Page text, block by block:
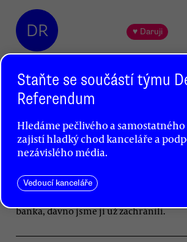
DR ♥ Daruji
Země není banka
Milan Smrž
Globální změna klimatu je
Na vině je především neoliberální
banka, dávno jsme ji už zachránili.
Staňte se součástí týmu
Referendum
Hledáme pečlivého a
zajistí hladký chod kanceláře a
nezávislého média.
Vedoucí kanceláře